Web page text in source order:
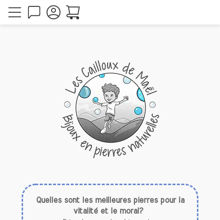
Quelles sont les meilleures pierres pour la
vitalité et le moral?